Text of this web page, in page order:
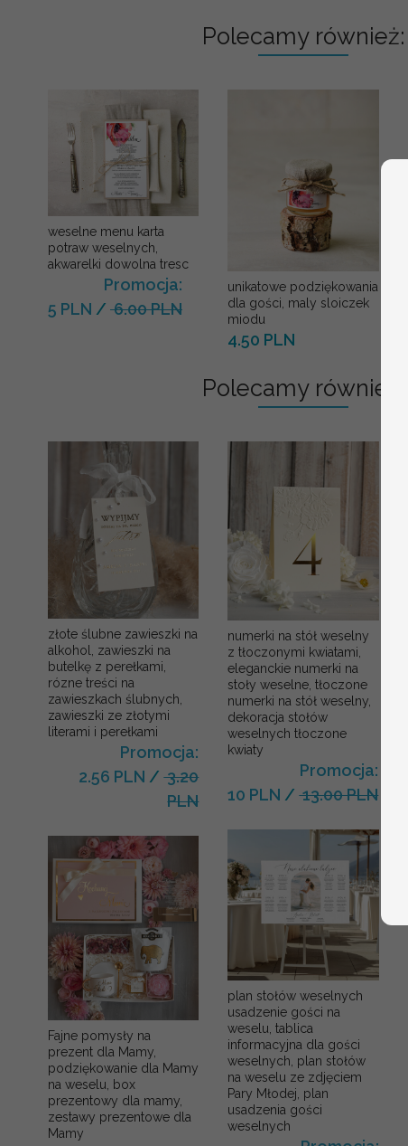
Polecamy również:
weselne menu karta
potraw weselnych,
akwarelki dowolna tresc
Promocja:
5 PLN / 6.00 PLN
unikatowe podziękowania
dla gości, maly sloiczek
miodu
4.50 PLN
Polecamy również:
złote ślubne zawieszki na
alkohol, zawieszki na
butelkę z perełkami,
rózne treści na
zawieszkach ślubnych,
zawieszki ze złotymi
literami i perełkami
Promocja:
2.56 PLN /3.20
PLN
Fajne pomysły na
prezent dla Mamy,
podziękowanie dla Mamy
na weselu, box
prezentowy dla mamy,
zestawy prezentowe dla
Mamy
numerki na stół weselny
z tłoczonymi kwiatami,
eleganckie numerki na
stoły weselne, tłoczone
numerki na stół weselny,
dekoracja stołów
weselnych tłoczone
kwiaty
Promocja:
10 PLN /13.00 PLN
plan stołów weselnych
usadzenie gości na
weselu, tablica
informacyjna dla gości
weselnych, plan stołów
na weselu ze zdjęciem
Pary Młodej, plan
usadzenia gości
weselnych